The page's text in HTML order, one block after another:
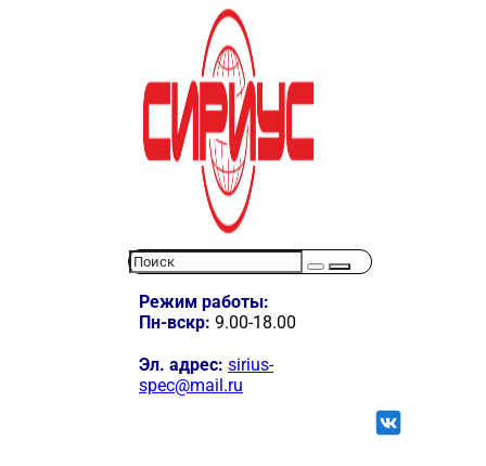
Режим работы:
Пн-вскр: 9.00-18.00
Эл. адрес: sirius-
spec@mail.ru